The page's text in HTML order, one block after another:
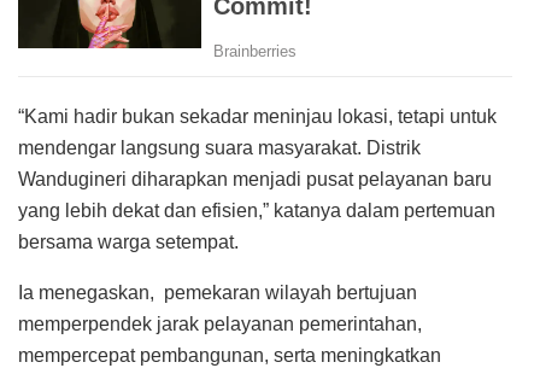
“Kami hadir bukan sekadar meninjau lokasi, tetapi untuk
mendengar langsung suara masyarakat. Distrik
Wandugineri diharapkan menjadi pusat pelayanan baru
yang lebih dekat dan efisien,” katanya dalam pertemuan
bersama warga setempat.
Ia menegaskan, pemekaran wilayah bertujuan
memperpendek jarak pelayanan pemerintahan,
mempercepat pembangunan, serta meningkatkan